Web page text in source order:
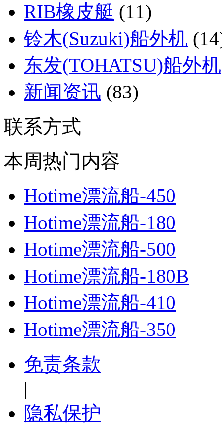
RIB橡皮艇 (11)
铃木(Suzuki)船外机
东发(TOHATSU)船外机
新闻资讯 (83)
联系方式
本周热门内容
Hotime漂流船-450
Hotime漂流船-180
Hotime漂流船-500
Hotime漂流船-180B
Hotime漂流船-410
Hotime漂流船-350
免责条款
|
隐私保护